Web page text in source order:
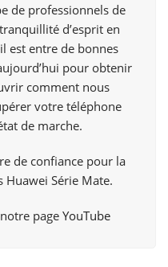
de professionnels de
d’esprit en
est entre de bonnes
pour obtenir
comment nous
votre téléphone
de marche.
de confiance pour la
Série Mate.
page YouTube